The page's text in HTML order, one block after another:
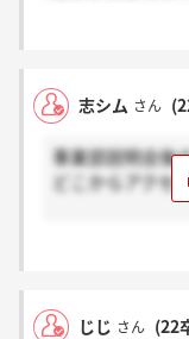
こーゆーのは
志シム さん
事業部説明会後
どこからアクセ
じじ さん (22